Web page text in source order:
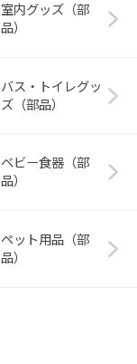
室内グッズ（部
品）
バス・トイレグッ
ズ（部品）
ベビー食器（部
品）
ペット用品（部
品）